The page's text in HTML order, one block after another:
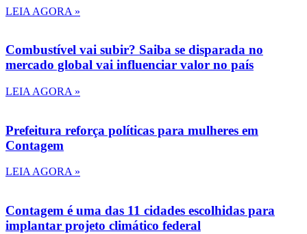
LEIA AGORA »
Combustível vai subir? Saiba se disparada no
mercado global vai influenciar valor no país
LEIA AGORA »
Prefeitura reforça políticas para mulheres em
Contagem
LEIA AGORA »
Contagem é uma das 11 cidades escolhidas para
implantar projeto climático federal